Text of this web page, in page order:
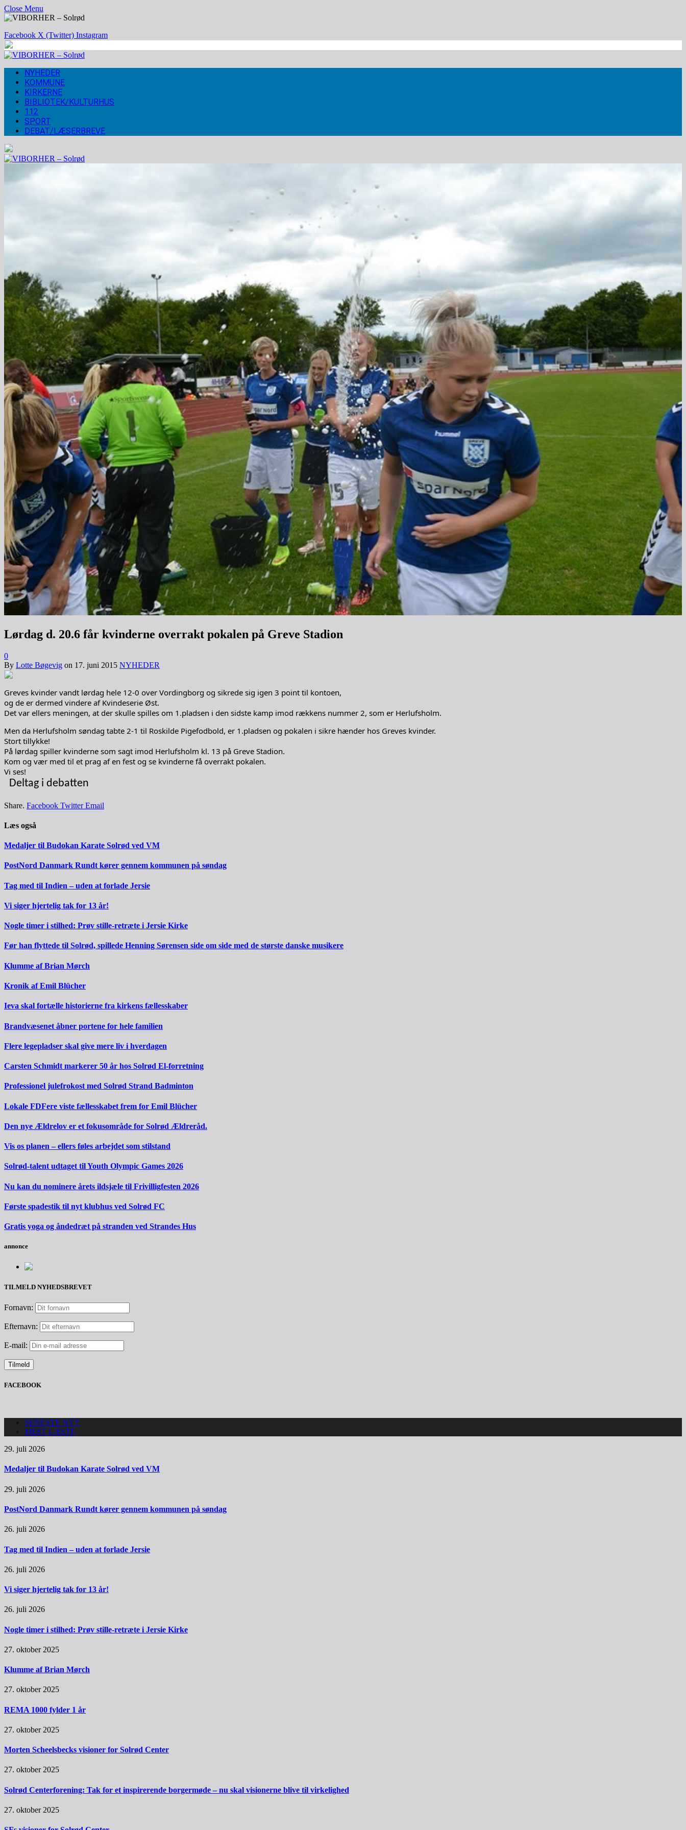
Close Menu
Facebook X (Twitter) Instagram
NYHEDER
KOMMUNE
KIRKERNE
BIBLIOTEK/KULTURHUS
112
SPORT
DEBAT/LÆSERBREVE
Lørdag d. 20.6 får kvinderne overrakt pokalen på Greve Stadion
0
By Lotte Bøgevig on 17. juni 2015 NYHEDER
Greves kvinder vandt lørdag hele 12-0 over Vordingborg og sikrede sig igen 3 point til kontoen,
og de er dermed vindere af Kvindeserie Øst.
Det var ellers meningen, at der skulle spilles om 1.pladsen i den sidste kamp imod rækkens nummer 2, som er Herlufsholm.
Men da Herlufsholm søndag tabte 2-1 til Roskilde Pigefodbold, er 1.pladsen og pokalen i sikre hænder hos Greves kvinder.
Stort tillykke!
På lørdag spiller kvinderne som sagt imod Herlufsholm kl. 13 på Greve Stadion.
Kom og vær med til et prag af en fest og se kvinderne få overrakt pokalen.
Vi ses!
Deltag i debatten
Share. Facebook Twitter Email
Læs også
Medaljer til Budokan Karate Solrød ved VM
PostNord Danmark Rundt kører gennem kommunen på søndag
Tag med til Indien – uden at forlade Jersie
Vi siger hjertelig tak for 13 år!
Nogle timer i stilhed: Prøv stille-retræte i Jersie Kirke
Før han flyttede til Solrød, spillede Henning Sørensen side om side med de største danske musikere
Klumme af Brian Mørch
Kronik af Emil Blücher
Ieva skal fortælle historierne fra kirkens fællesskaber
Brandvæsenet åbner portene for hele familien
Flere legepladser skal give mere liv i hverdagen
Carsten Schmidt markerer 50 år hos Solrød El-forretning
Professionel julefrokost med Solrød Strand Badminton
Lokale FDFere viste fællesskabet frem for Emil Blücher
Den nye Ældrelov er et fokusområde for Solrød Ældreråd.
Vis os planen – ellers føles arbejdet som stilstand
Solrød-talent udtaget til Youth Olympic Games 2026
Nu kan du nominere årets ildsjæle til Frivilligfesten 2026
Første spadestik til nyt klubhus ved Solrød FC
Gratis yoga og åndedræt på stranden ved Strandes Hus
annonce
TILMELD NYHEDSBREVET
Fornavn:
Efternavn:
E-mail:
FACEBOOK
SENESTE NYT
MEST LÆSTE
29. juli 2026
Medaljer til Budokan Karate Solrød ved VM
29. juli 2026
PostNord Danmark Rundt kører gennem kommunen på søndag
26. juli 2026
Tag med til Indien – uden at forlade Jersie
26. juli 2026
Vi siger hjertelig tak for 13 år!
26. juli 2026
Nogle timer i stilhed: Prøv stille-retræte i Jersie Kirke
27. oktober 2025
Klumme af Brian Mørch
27. oktober 2025
REMA 1000 fylder 1 år
27. oktober 2025
Morten Scheelsbecks visioner for Solrød Center
27. oktober 2025
Solrød Centerforening: Tak for et inspirerende borgermøde – nu skal visionerne blive til virkelighed
27. oktober 2025